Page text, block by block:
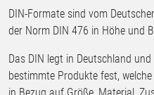
DIN-Formate sind vom
der Norm DIN 476 in Höhe und
Das DIN legt in Deutschland
bestimmte Produkte fest,